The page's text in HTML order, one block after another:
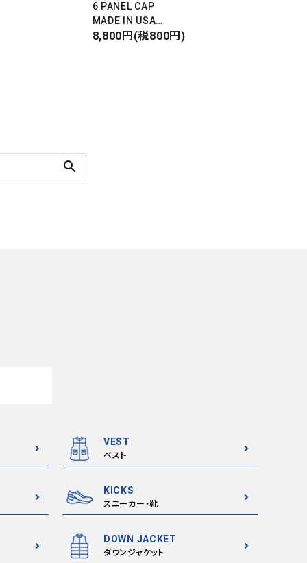
6 PANEL CAP
MADE IN USA
Front Design
8,800円(税800円)
search
VEST
ベスト
KICKS
スニーカー・靴
DOWN JACKET
ダウンジャケット